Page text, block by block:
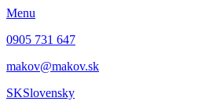
Menu
0905 731 647
makov@makov.sk
SKSlovensky